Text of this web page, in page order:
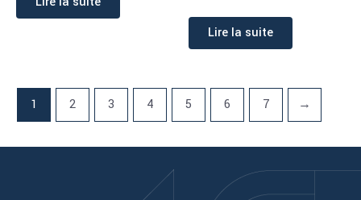
Lire la suite
1 2 3 4 5 6 7 →